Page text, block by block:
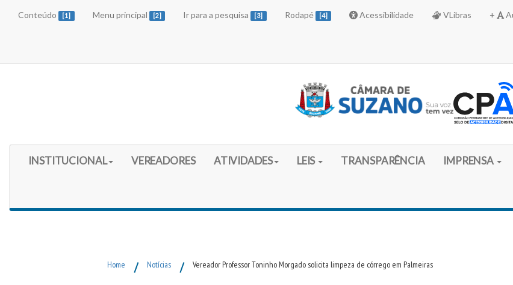
Conteúdo [1] Menu principal [2] Ir para a pesquisa [3] Rodapé [4] Acessibilidade VLibras +
Início do Menu Principal
INSTITUCIONAL VEREADORES ATIVIDADES LEIS TRANSPARÊNCIA IMPRENSA
Home / Notícias / Vereador Professor Toninho Morgado solicita limpeza de córrego em Palmeiras